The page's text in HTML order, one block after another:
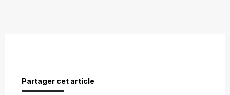
Partager cet article